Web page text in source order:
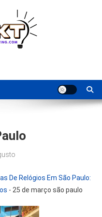
| Vivendo
De Relógios Em São Paulo:
- 25 de março são paulo